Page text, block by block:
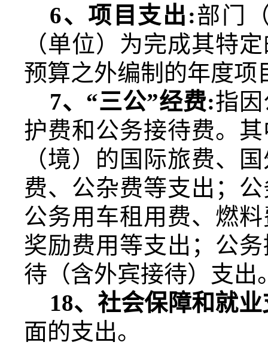
6、项目支出:部门
（单位）为完成其特
预算之外编制的年度项
7、“三公”经费:指
护费和公务接待费。
（境）的国际旅费、
费、公杂费等支出；
公务用车租用费、燃
奖励费用等支出；公
待（含外宾接待）支出
18、社会保障和就
面的支出。